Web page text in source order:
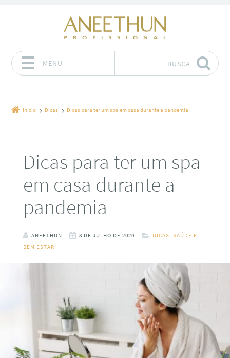
MENU BUSCA
Início Dicas Dicas para ter um spa em casa durante a pandemia
Dicas para ter um spa
em casa durante a
pandemia
ANEETHUN 8 DE JULHO DE 2020 DICAS, SAÚDE E
BEM ESTAR